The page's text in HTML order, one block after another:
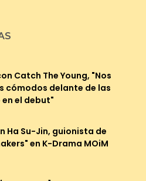
Catch The Young, "Nos
cómodos delante de las
el debut"
Ha Su-Jin, guionista de
en K-Drama MOiM